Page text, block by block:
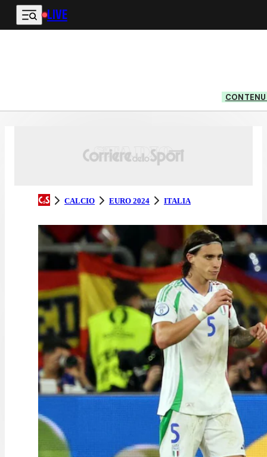
Vai al contenuto principale
LIVE
CALCIO EURO 2024 ITALIA